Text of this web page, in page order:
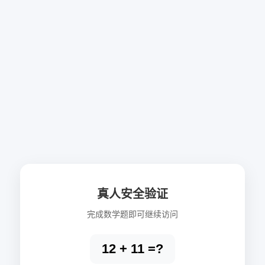
真人安全验证
完成数学题即可继续访问
12 + 11 =?